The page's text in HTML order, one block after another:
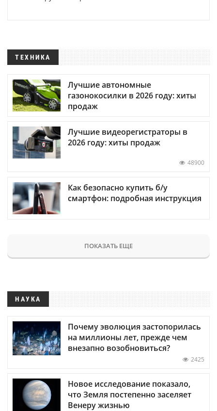
ТЕХНИКА
Лучшие автономные
газонокосилки в 2026 году: хиты
продаж
Лучшие видеорегистраторы в
2026 году: хиты продаж
48900
Как безопасно купить б/у
смартфон: подробная инструкция
ПОКАЗАТЬ ЕЩЕ
НАУКА
Почему эволюция застопорилась
на миллионы лет, прежде чем
внезапно возобновиться?
2425
Новое исследование показало,
что Земля постепенно заселяет
Венеру жизнью